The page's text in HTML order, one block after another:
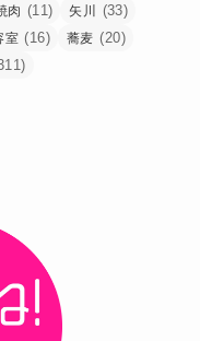
肉 (11) 矢川 (33)
室 (16) 蕎麦 (20)